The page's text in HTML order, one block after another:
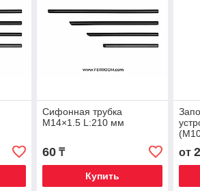
Сифонная трубка
M14×1.5 L:210 мм
60₸
Купить
от